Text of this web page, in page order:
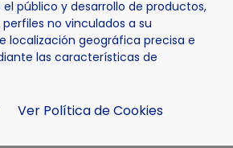
público y desarrollo de productos,
no vinculados a su
localización geográfica precisa e
las características de
Ver Política de Cookies
aborda "el
en l'era